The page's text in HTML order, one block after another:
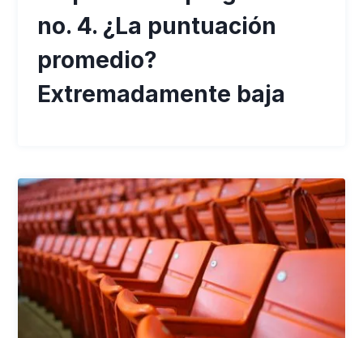
no. 4. ¿La puntuación
promedio?
Extremadamente baja